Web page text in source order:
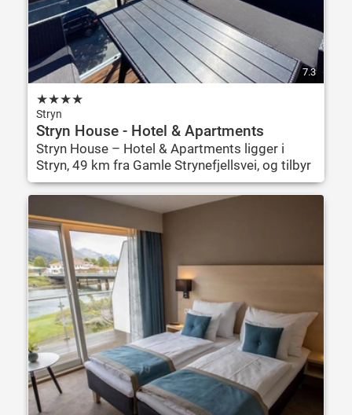
7.3
★★★★
Stryn
Stryn House - Hotel & Apartments
Stryn House – Hotel & Apartments ligger i
Stryn, 49 km fra Gamle Strynefjellsvei, og tilbyr